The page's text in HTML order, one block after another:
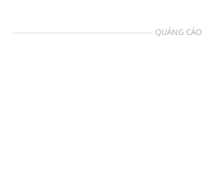
QUẢNG CÁO